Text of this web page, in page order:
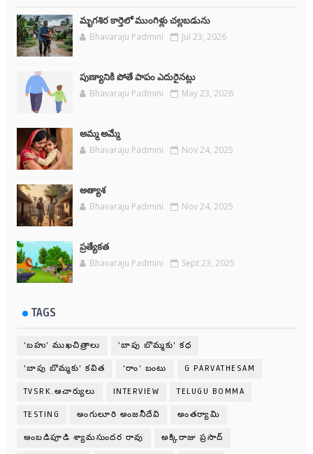
మృగశిర కార్తెలో ముంగిళ్లు చల్లబడును
Bhavaraju Padmini Jul 23, 2026
పుణ్యానికి పోతే పాపం ఎదురైనట్లు
Bhavaraju Padmini May 23, 2026
అమ్మ అమ్మే
Bhavaraju Padmini Nov 24, 2025
అత్యాశ
Bhavaraju Padmini Nov 24, 2025
ప్రత్యేకత
Bhavaraju Padmini Sept 23, 2025
TAGS
'బహు' ముఖచిత్రాలు 'బాపు బొమ్మకు' కధ
'బాపు బొమ్మకు' కవిత 'రాం' బంటు G PARVATHESAM
TVSRK.ఆచార్యులు INTERVIEW TELUGU BOMMA
TESTING అంగులూరి అంజనీదేవి అంతర్యామి
అంబడిపూడి శ్యామసుందర రావు అక్కిరాజు ప్రసాద్